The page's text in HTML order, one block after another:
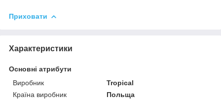
Приховати
Характеристики
Основні атрибути
Виробник
Tropical
Країна виробник
Польща